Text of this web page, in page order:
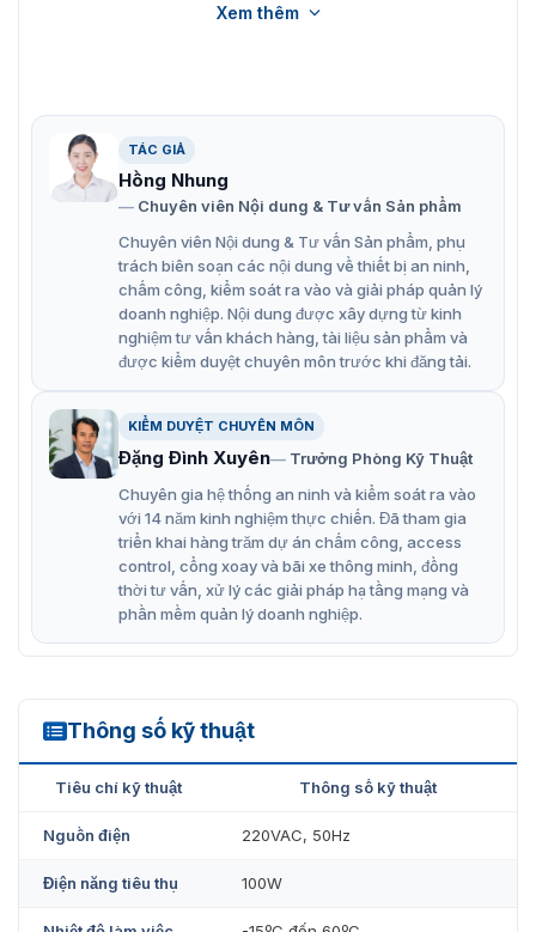
Cửa xoay 3 càng STB003 của Shining là một thiết bị
kiểm soát ra vào tiên tiến. Được thiết kế để nâng cao an
ninh và quản lý lưu lượng người tại các khu vực cần bảo
mật. Dưới đây là một số thông tin chi tiết về sản phẩm:
Chất liệu cao cấp: Cổng được chế tạo từ thép không
gỉ, bền bỉ và sang trọng.
Hoạt động linh hoạt: Có thể thiết lập chế độ quay một
chiều hoặc hai chiều.
An toàn và tiện lợi: Tự động khóa cánh tay sau khi sử
Hướng dẫn trực quan: Đèn LED hình mũi tên chỉ dẫn
hướng đi và xác nhận truy cập.
Bảo mật nâng cao: Khả năng tích hợp với hệ thống
thẻ từ, vân tay hoặc mã số.
Chức năng khóa an toàn: Cổng tự động khóa nếu
người dùng không đi qua trong thời gian quy định
sau khi xác thực.
Lý do nên mua cổng xoay an ninh
STB003 tại VietnamSmart
Cổng xoay 3 càng STB003 hiện đang được
Vietnamsmart
trực tiếp nhà sản xuất Shinning, nên đảm bảo chất
lượng với mức giá cạnh trạnh. Hơn nữa, VNS là địa chỉ
Xem thêm
TÁC GIẢ
Hồng Nhung
Chuyên viên Nội dung & Tư vấn Sản phẩm
Chuyên viên Nội dung & Tư vấn Sản phẩm, phụ
trách biên soạn các nội dung về thiết bị an ninh,
chấm công, kiểm soát ra vào và giải pháp quản lý
doanh nghiệp. Nội dung được xây dựng từ kinh
nghiệm tư vấn khách hàng, tài liệu sản phẩm và
được kiểm duyệt chuyên môn trước khi đăng tải.
KIỂM DUYỆT CHUYÊN MÔN
Đặng Đình Xuyên
Trưởng Phòng Kỹ Thuật
Chuyên gia hệ thống an ninh và kiểm soát ra vào
với 14 năm kinh nghiệm thực chiến. Đã tham gia
triển khai hàng trăm dự án chấm công, access
control, cổng xoay và bãi xe thông minh, đồng
thời tư vấn, xử lý các giải pháp hạ tầng mạng và
phần mềm quản lý doanh nghiệp.
Thông số kỹ thuật
STB003
Tiêu chí kỹ thuật Thông số kỹ thuật
Nguồn điện 220VAC, 50Hz
Điện năng tiêu thụ 100W